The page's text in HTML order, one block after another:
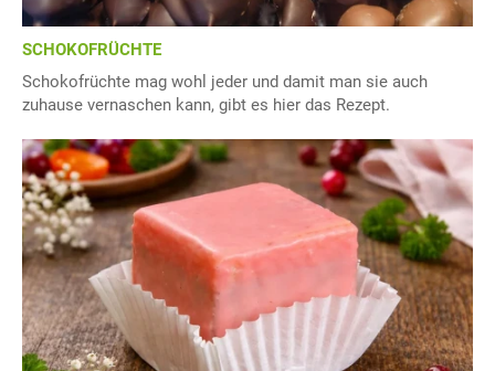
SCHOKOFRÜCHTE
Schokofrüchte mag wohl jeder und damit man sie auch
zuhause vernaschen kann, gibt es hier das Rezept.